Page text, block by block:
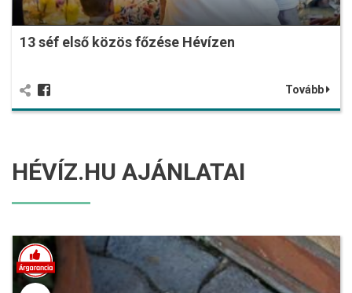
13 séf első közös főzése Hévízen
Tovább
HÉVÍZ.HU AJÁNLATAI